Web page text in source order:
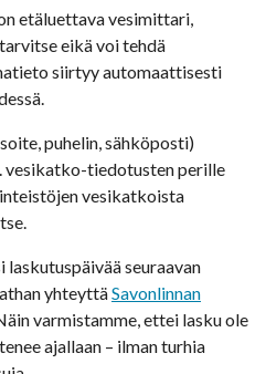
etäluettava vesimittari,
eikä voi tehdä
siirtyy automaattisesti
puhelin, sähköposti)
vesikatko-tiedotusten perille
vesikatkoista
laskutuspäivää seuraavan
yhteyttäSavonlinnan
varmistamme, ettei lasku ole
ajallaan – ilman turhia